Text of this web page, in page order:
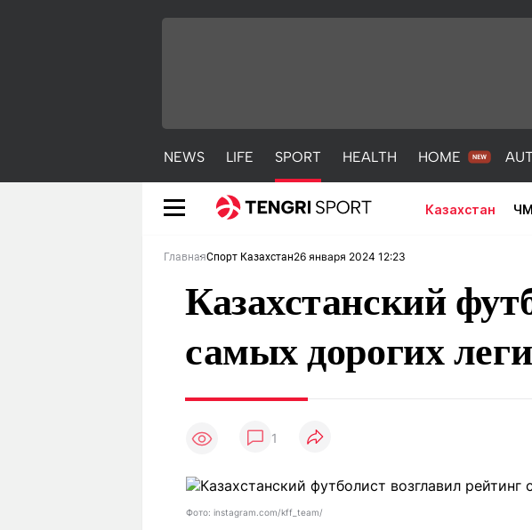
NEWS LIFE SPORT HEALTH HOME
Казахстан
Погода
Рейтинги
Полезно
Гороскопы
Рецепты
чемпионов
ГлавнаяСпорт Казахстан26 января 2024 12:23
Казахстанский
самых дорогих
1
Фото: instagram.com/kff_team/